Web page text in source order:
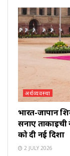
अर्थव्यवस्था
भारत-जापान
सनाए
को दी नई दिशा
2 JULY 2026